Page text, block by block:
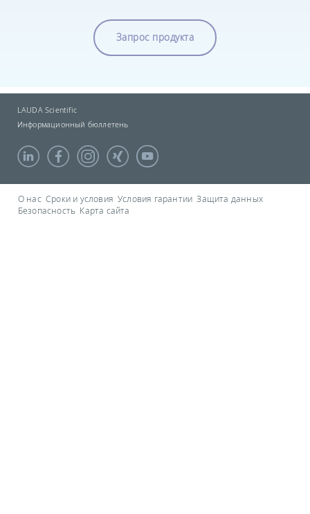
Запрос продукта
LAUDA Scientific
Информационный бюллетень
О нас Сроки и условия Условия гарантии Защита данных
Безопасность Карта сайта